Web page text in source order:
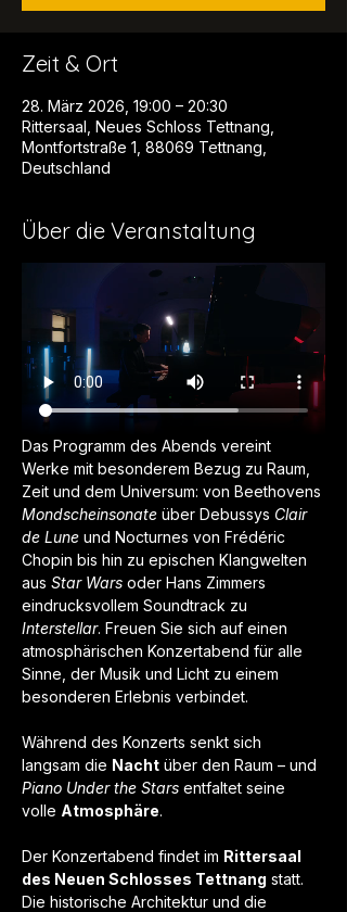
Zeit & Ort
28. März 2026, 19:00 – 20:30
Rittersaal, Neues Schloss Tettnang,
Montfortstraße 1, 88069 Tettnang,
Deutschland
Über die Veranstaltung
Das Programm des Abends vereint
Werke mit besonderem Bezug zu Raum,
Zeit und dem Universum: von Beethovens
Mondscheinsonate über Debussys Clair
de Lune und Nocturnes von Frédéric
Chopin bis hin zu epischen Klangwelten
aus Star Wars oder Hans Zimmers
eindrucksvollem Soundtrack zu
Interstellar. Freuen Sie sich auf einen
atmosphärischen Konzertabend für alle
Sinne, der Musik und Licht zu einem
besonderen Erlebnis verbindet.
Während des Konzerts senkt sich
langsam die Nacht über den Raum – und
Piano Under the Stars entfaltet seine
volle Atmosphäre.
Der Konzertabend findet im Rittersaal
des Neuen Schlosses Tettnang statt.
Die historische Architektur und die